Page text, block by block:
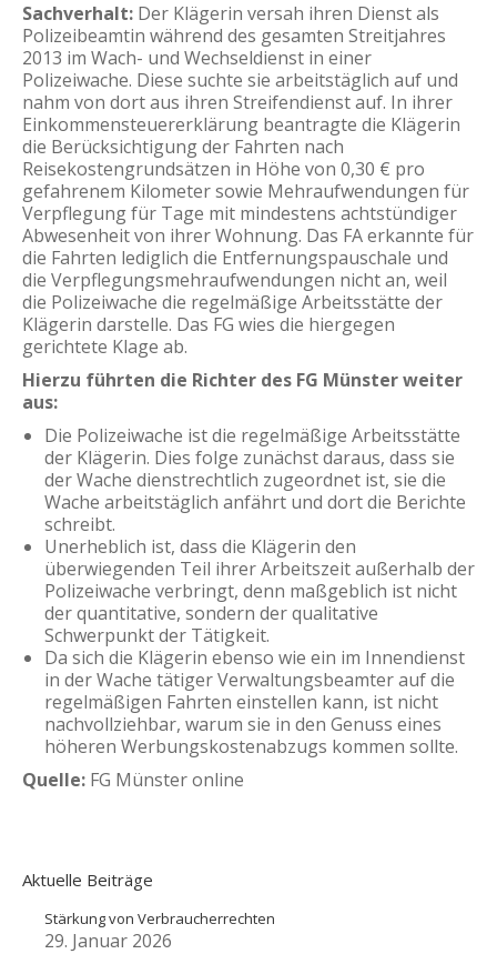
Sachverhalt: Der Klägerin versah ihren Dienst als
Polizeibeamtin während des gesamten Streitjahres
2013 im Wach- und Wechseldienst in einer
Polizeiwache. Diese suchte sie arbeitstäglich auf und
nahm von dort aus ihren Streifendienst auf. In ihrer
Einkommensteuererklärung beantragte die Klägerin
die Berücksichtigung der Fahrten nach
Reisekostengrundsätzen in Höhe von 0,30 € pro
gefahrenem Kilometer sowie Mehraufwendungen für
Verpflegung für Tage mit mindestens achtstündiger
Abwesenheit von ihrer Wohnung. Das FA erkannte für
die Fahrten lediglich die Entfernungspauschale und
die Verpflegungsmehraufwendungen nicht an, weil
die Polizeiwache die regelmäßige Arbeitsstätte der
Klägerin darstelle. Das FG wies die hiergegen
gerichtete Klage ab.
Hierzu führten die Richter des FG Münster weiter
aus:
Die Polizeiwache ist die regelmäßige Arbeitsstätte
der Klägerin. Dies folge zunächst daraus, dass sie
der Wache dienstrechtlich zugeordnet ist, sie die
Wache arbeitstäglich anfährt und dort die Berichte
schreibt.
Unerheblich ist, dass die Klägerin den
überwiegenden Teil ihrer Arbeitszeit außerhalb der
Polizeiwache verbringt, denn maßgeblich ist nicht
der quantitative, sondern der qualitative
Schwerpunkt der Tätigkeit.
Da sich die Klägerin ebenso wie ein im Innendienst
in der Wache tätiger Verwaltungsbeamter auf die
regelmäßigen Fahrten einstellen kann, ist nicht
nachvollziehbar, warum sie in den Genuss eines
höheren Werbungskostenabzugs kommen sollte.
Quelle: FG Münster online
Aktuelle Beiträge
Stärkung von Verbraucherrechten
29. Januar 2026